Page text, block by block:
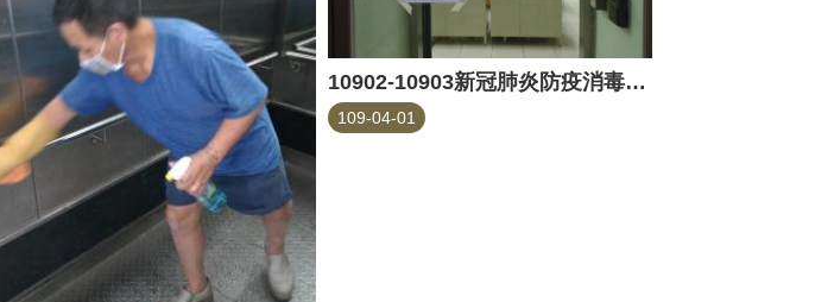
10902-10903新冠肺炎防疫消毒-畜產
109-04-01